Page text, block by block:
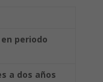
periodo
a dos años